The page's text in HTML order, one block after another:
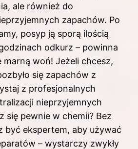
ale również do
zapachów. Po
posyp ją sporą ilością
odkurz – powinna
marną woń! Jeżeli chcesz,
się zapachów z
z profesjonalnych
nieprzyjemnych
się pewnie w chemii? Bez
być ekspertem, aby używać
– wystarczy zwykły